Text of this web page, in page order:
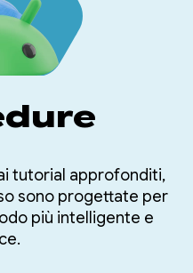
tutorial approfonditi,
sono progettate per
più intelligente e